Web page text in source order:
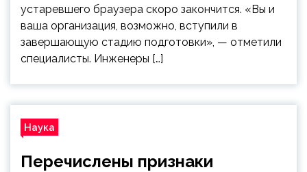
устаревшего браузера скоро закончится. «Вы и
ваша организация, возможно, вступили в
завершающую стадию подготовки», — отметили
специалисты. Инженеры […]
Наука
Перечислены признаки